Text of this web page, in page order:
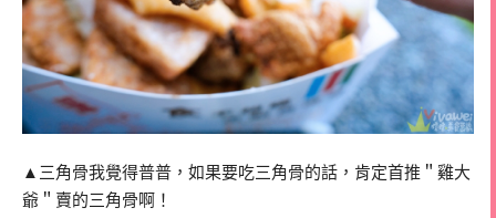
▲三角骨我覺得普普，如果要吃三角骨的話，肯定首推＂雞大
爺＂賣的三角骨啊！